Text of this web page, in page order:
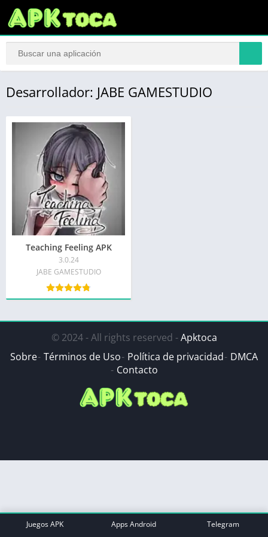
Desarrollador: JABE GAMESTUDIO
Teaching Feeling APK
3.0.24
JABE GAMESTUDIO
© 2024 - All rights reserved -Apktoca
Sobre Términos de Uso Política de privacidad DMCA
Contacto
Juegos APK Apps Android Telegram